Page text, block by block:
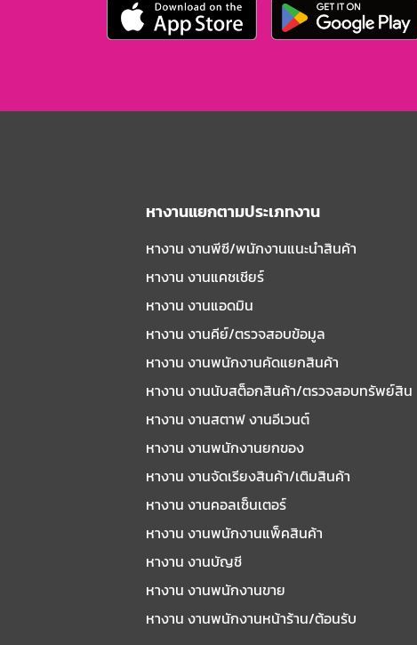
หางานแยกตามประเภทงาน
หางาน งานพีซี/พนักงานแนะนําสินค้า
หางาน งานแคชเชียร์
หางาน งานแอดมิน
หางาน งานคีย์/ตรวจสอบข้อมูล
หางาน งานพนักงานคัดแยกสินค้า
หางาน งานนับสต็อกสินค้า/ตรวจสอบทรัพย์สิน
หางาน งานสตาฟ งานอีเวนต์
หางาน งานพนักงานยกของ
หางาน งานจัดเรียงสินค้า/เติมสินค้า
หางาน งานคอลเซ็นเตอร์
หางาน งานพนักงานแพ็คสินค้า
หางาน งานบัญชี
หางาน งานพนักงานขาย
หางาน งานพนักงานหน้าร้าน/ต้อนรับ